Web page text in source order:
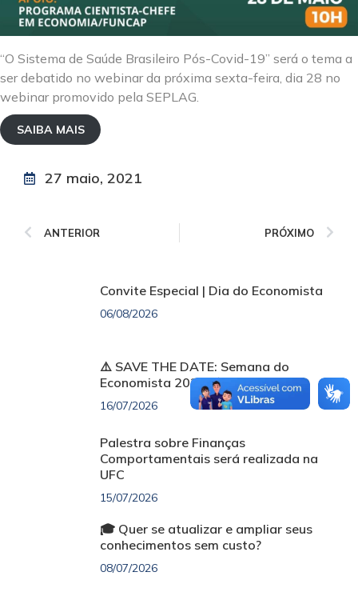
“O Sistema de Saúde Brasileiro Pós-Covid-19” será o tema a
ser debatido no webinar da próxima sexta-feira, dia 28 no
webinar promovido pela SEPLAG.
SAIBA MAIS
27 maio, 2021
ANTERIOR PRÓXIMO
Convite Especial | Dia do Economista
06/08/2026
⚠️ SAVE THE DATE: Semana do
Economista 2026! ⚠️
16/07/2026
Palestra sobre Finanças
Comportamentais será realizada na
UFC
15/07/2026
🎓 Quer se atualizar e ampliar seus
conhecimentos sem custo?
08/07/2026